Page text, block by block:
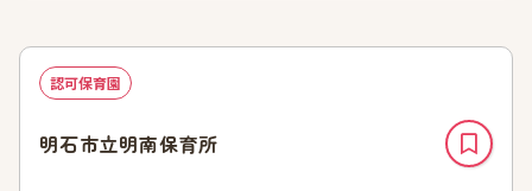
認可保育園
明石市立明南保育所